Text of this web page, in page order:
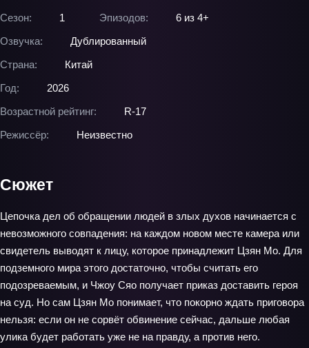
Сезон: 1 Эпизодов:
6 из 4+
Озвучка:
Дублированный
Страна:
Китай
Год:
2026
Возрастной рейтинг:
R-17
Режиссёр:
Неизвестно
Сюжет
Цепочка дел об обращении людей в злых духов начинается с
невозможного совпадения: на каждом новом месте камера или
свидетель выводят к лицу, которое принадлежит Цзян Мо. Для
подземного мира этого достаточно, чтобы считать его
подозреваемым, и Чжоу Сяо получает приказ доставить героя
на суд. Но сам Цзян Мо понимает, что покорно ждать приговора
нельзя: если он не сорвёт обвинение сейчас, дальше любая
улика будет работать уже не на правду, а против него.